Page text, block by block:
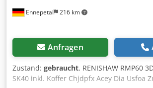
Ennepetal 216 km
Anfragen
Zustand: gebraucht, RENISHAW RMP60
SK40 inkl. Koffer Chjdpfx Acey Dia Usfoa